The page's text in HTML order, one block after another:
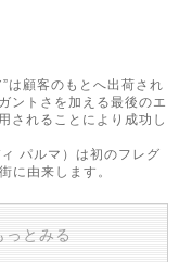
は顧客のもとへ出荷され
ントさを加える最後のエ
されることにより成功し
パルマ）は初のフレグ
に由来します。
っとみる